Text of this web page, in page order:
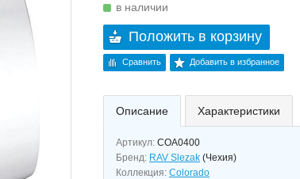
в наличии
Положить в корзину
Сравнить Добавить в избранное
Описание Характеристики
Артикул: COA0400
Бренд: RAV Slezak (Чехия)
Коллекция: Colorado